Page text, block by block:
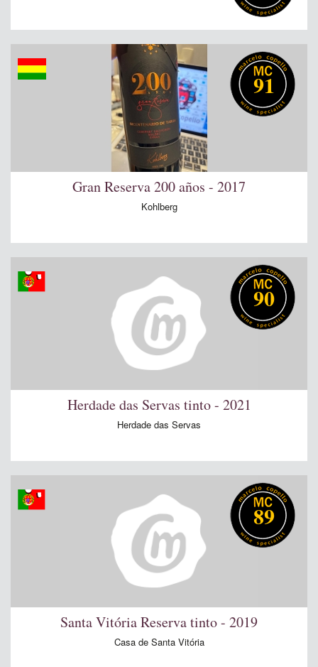
91
Gran Reserva 200 años - 2017
Kohlberg
90
Herdade das Servas tinto - 2021
Herdade das Servas
89
Santa Vitória Reserva tinto - 2019
Casa de Santa Vitória